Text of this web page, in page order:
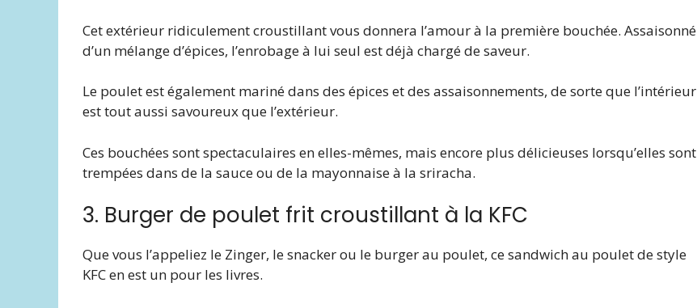
Cet extérieur ridiculement croustillant vous donnera l’amour à la première bouchée. Assaisonné
d’un mélange d’épices, l’enrobage à lui seul est déjà chargé de saveur.
Le poulet est également mariné dans des épices et des assaisonnements, de sorte que l’intérieur
est tout aussi savoureux que l’extérieur.
Ces bouchées sont spectaculaires en elles-mêmes, mais encore plus délicieuses lorsqu’elles sont
trempées dans de la sauce ou de la mayonnaise à la sriracha.
3. Burger de poulet frit croustillant à la KFC
Que vous l’appeliez le Zinger, le snacker ou le burger au poulet, ce sandwich au poulet de style
KFC en est un pour les livres.